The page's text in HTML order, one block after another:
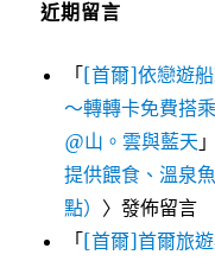
近期留言
「[首爾]依戀遊船
～轉轉卡免費搭
@山。雲與藍天
提供餵食、溫泉
點） 〉發佈留言
「[首爾]首爾旅